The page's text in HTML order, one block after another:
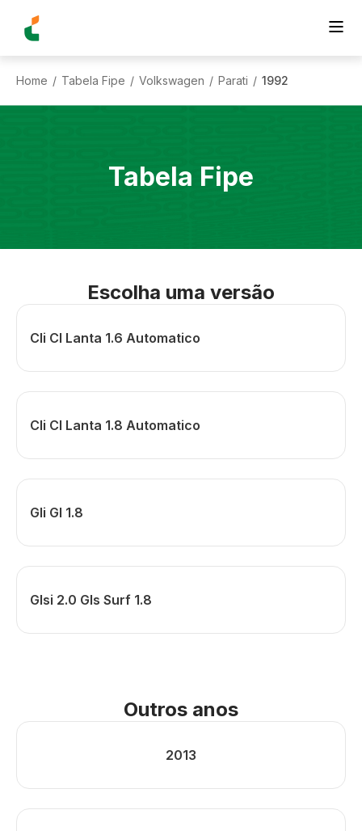
Home / Tabela Fipe / Volkswagen / Parati / 1992
Tabela Fipe
Escolha uma versão
Cli Cl Lanta 1.6 Automatico
Cli Cl Lanta 1.8 Automatico
Gli Gl 1.8
Glsi 2.0 Gls Surf 1.8
Outros anos
2013